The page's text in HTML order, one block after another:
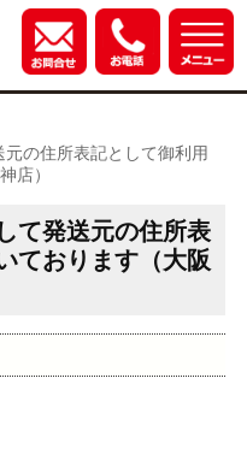
の住所表記として御利用
店）
て発送元の住所表
ております（大阪